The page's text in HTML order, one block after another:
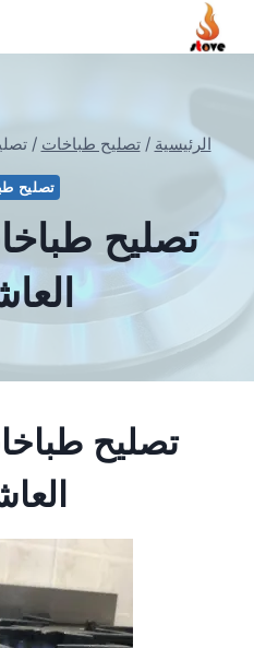
التجاوز
الرئيسية / تصليح طباخات /
تصليح
تصليح
تصليح